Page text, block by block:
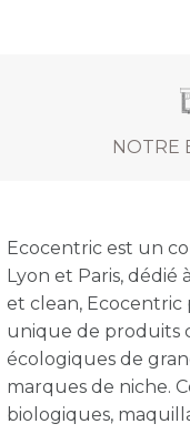
NOTRE
Ecocentric est un
Lyon et Paris,
et clean, Ecocentric
unique de produits
écologiques de
marques de niche.
biologiques,